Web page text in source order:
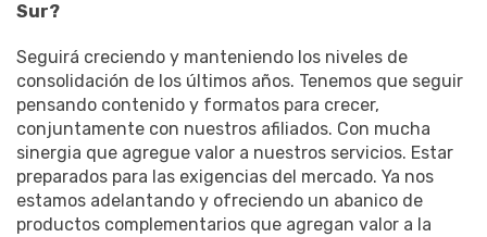
Sur?
Seguirá creciendo y manteniendo los niveles de
consolidación de los últimos años. Tenemos que seguir
pensando contenido y formatos para crecer,
conjuntamente con nuestros afiliados. Con mucha
sinergia que agregue valor a nuestros servicios. Estar
preparados para las exigencias del mercado. Ya nos
estamos adelantando y ofreciendo un abanico de
productos complementarios que agregan valor a la